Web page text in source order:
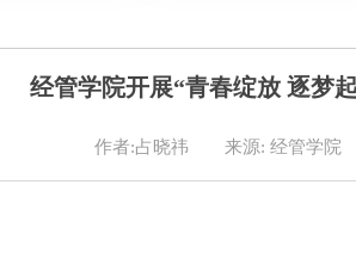
经管学院开展“青春绽放 逐梦
作者:占晓祎 来源: 经管学院